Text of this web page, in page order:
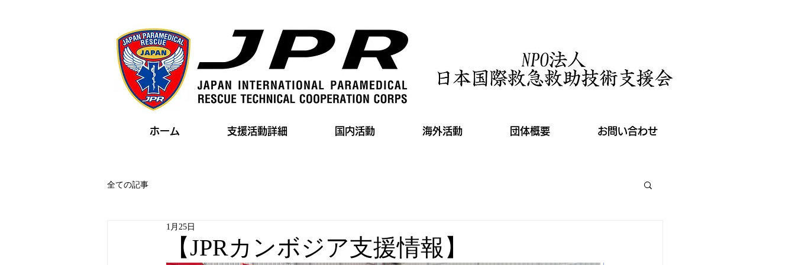
ホーム 支援活動詳細 国内活動 海外活動 団体概要 お問い合わせ
全ての記事
【JPRカンボジア支援情報】
1月25日